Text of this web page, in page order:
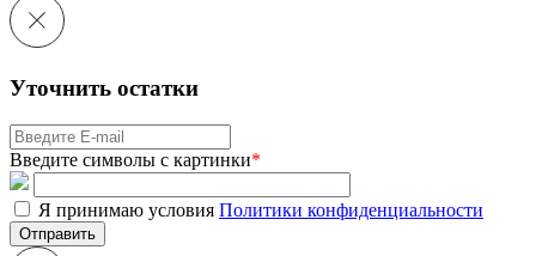
Уточнить остатки
Введите символы с картинки*
Я принимаю условия Политики конфиденциальности
Отправить